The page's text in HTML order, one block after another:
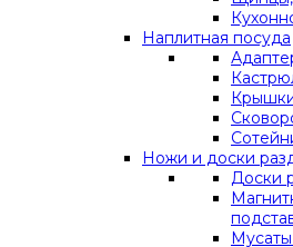
Наплитная посуда
Ножи и доски
Доски
Мусаты